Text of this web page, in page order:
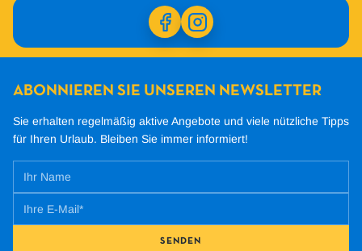
ABONNIEREN SIE UNSEREN NEWSLETTER
Sie erhalten regelmäßig aktive Angebote und viele nützliche Tipps
für Ihren Urlaub. Bleiben Sie immer informiert!
SENDEN